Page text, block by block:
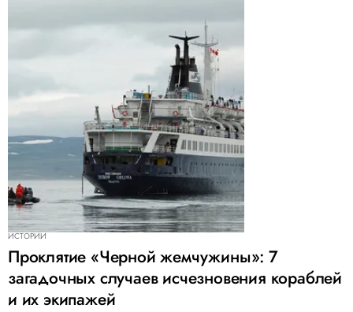
ИСТОРИИ
Проклятие «Черной жемчужины»: 7
загадочных случаев исчезновения кораблей
и их экипажей